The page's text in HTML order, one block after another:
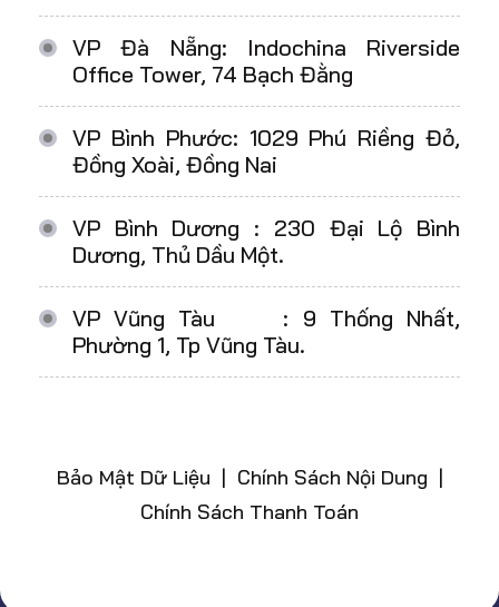
VP Đà Nẵng: Indochina Riverside
Office Tower, 74 Bạch Đằng
VP Bình Phước: 1029 Phú Riềng Đỏ,
Đồng Xoài, Đồng Nai
VP Bình Dương : 230 Đại Lộ Bình
Dương, Thủ Dầu Một.
VP Vũng Tàu : 9 Thống Nhất,
Phường 1, Tp Vũng Tàu.
Bảo Mật Dữ Liệu | Chính Sách Nội Dung |
Chính Sách Thanh Toán